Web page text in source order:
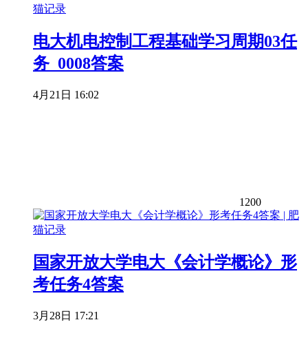
电大机电控制工程基础学习周期03任
务_0008答案
4月21日 16:02
1200
国家开放大学电大《会计学概论》形
考任务4答案
3月28日 17:21